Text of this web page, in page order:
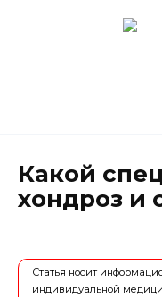
Какой
хондроз и
Статья носит
индивидуальной